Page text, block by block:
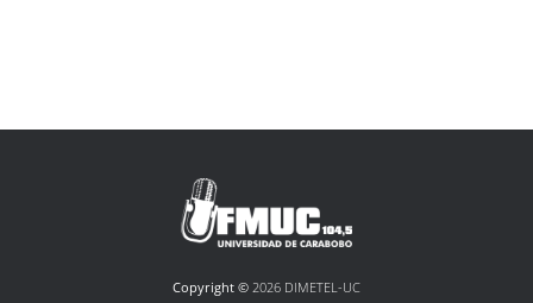
Copyright © 2026 DIMETEL-UC